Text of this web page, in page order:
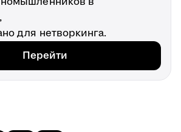
для нетворкинга.
Перейти